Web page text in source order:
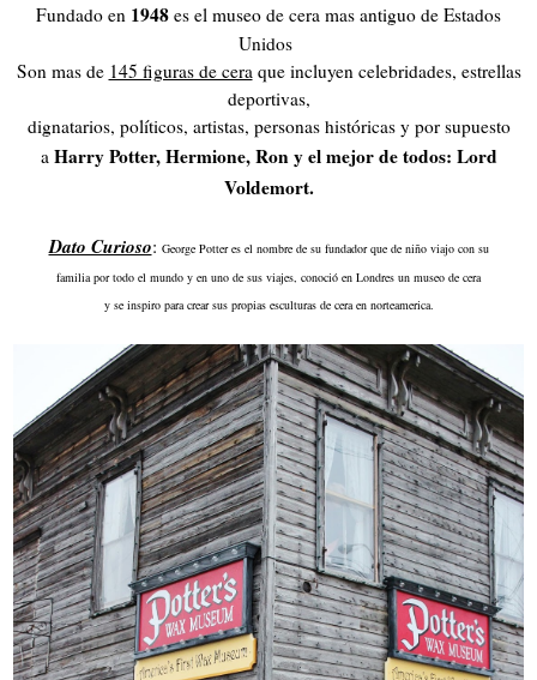
Fundado en 1948 es el museo de cera mas antiguo de Estados
Unidos
Son mas de 145 figuras de ceraque incluyen celebridades, estrellas
deportivas,
dignatarios, políticos, artistas, personas históricas y por supuesto
a Harry Potter, Hermione, Ron y el mejor de todos: Lord
Voldemort.
Dato Curioso: George Potter es el nombre de su fundador que de niño viajo con su
familia por todo el mundo y en uno de sus viajes, conoció en Londres un museo de cera
y se inspiro para crear sus propias esculturas de cera en norteamerica.